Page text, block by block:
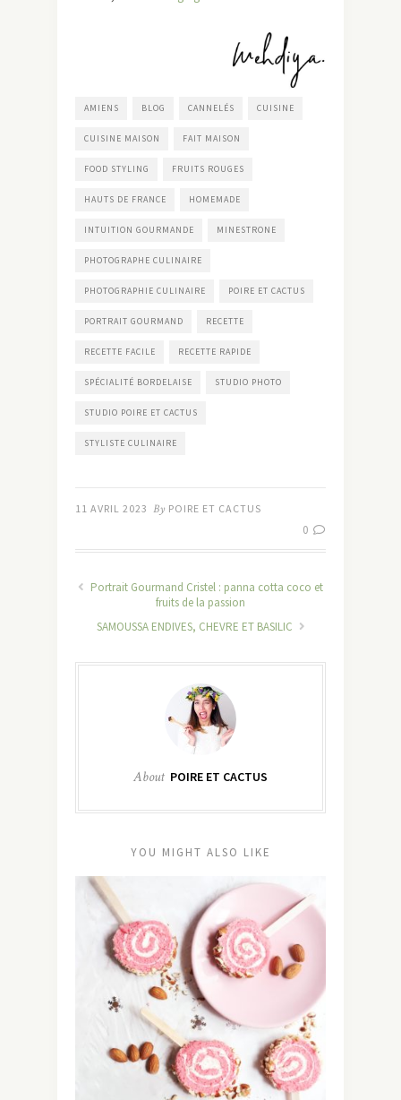
AMIENS BLOG CANNELÉS CUISINE
CUISINE MAISON FAIT MAISON
FOOD STYLING FRUITS ROUGES
HAUTS DE FRANCE HOMEMADE
INTUITION GOURMANDE MINESTRONE
PHOTOGRAPHE CULINAIRE
PHOTOGRAPHIE CULINAIRE POIRE ET CACTUS
PORTRAIT GOURMAND RECETTE
RECETTE FACILE RECETTE RAPIDE
SPÉCIALITÉ BORDELAISE STUDIO PHOTO
STUDIO POIRE ET CACTUS
STYLISTE CULINAIRE
11 AVRIL 2023 By POIRE ET CACTUS
0
Portrait Gourmand Cristel : panna cotta coco et
fruits de la passion
SAMOUSSA ENDIVES, CHEVRE ET BASILIC
About POIRE ET CACTUS
YOU MIGHT ALSO LIKE